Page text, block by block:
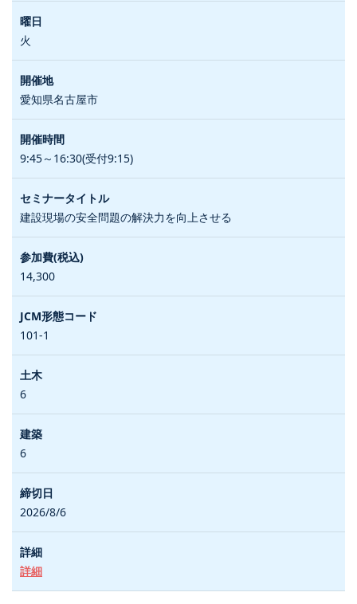
火
愛知県名古屋市
9:45～16:30(受付9:15)
建設現場の安全問題の解決力を向上させる
14,300
101-1
6
6
2026/8/6
詳細